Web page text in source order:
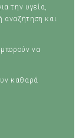
την υγεία,
αναζήτηση και
να
καθαρά